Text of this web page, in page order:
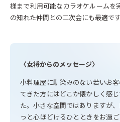
様まで利用可能なカラオケルームを
の知れた仲間との二次会にも最適です
〈女将からのメッセージ〉
小料理屋に馴染みのない若いお
てきた方にはどこか懐かしく感
た。小さな空間ではありますが
っと心ほどけるひとときをお過